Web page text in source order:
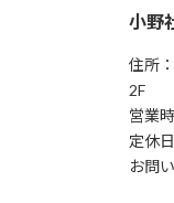
小野
住所
2F
営業
定休
お問